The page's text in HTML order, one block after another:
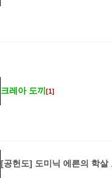
크레아 도끼 [1]
[공헌도] 도미닉 에른의 학살